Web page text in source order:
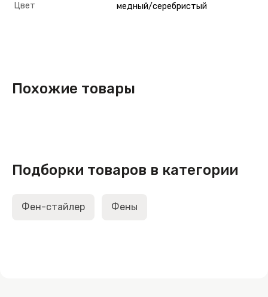
Цвет медный/серебристый
Похожие товары
Подборки товаров в категории
Фен-стайлер Фены